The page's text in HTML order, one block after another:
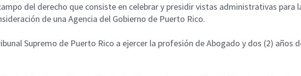
del derecho que consiste en celebrar y presidir vistas administrativas para
de una Agencia del Gobierno de Puerto Rico.
Supremo de Puerto Rico a ejercer la profesión de Abogado y dos (2) años